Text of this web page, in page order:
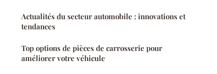
Actualités du secteur automobile : innovations et
tendances
Top options de pièces de carrosserie pour
améliorer votre véhicule